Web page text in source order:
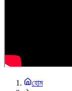
হোম